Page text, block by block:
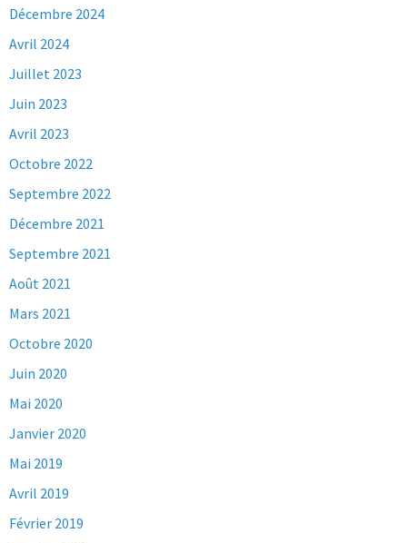
Décembre 2024
Avril 2024
Juillet 2023
Juin 2023
Avril 2023
Octobre 2022
Septembre 2022
Décembre 2021
Septembre 2021
Août 2021
Mars 2021
Octobre 2020
Juin 2020
Mai 2020
Janvier 2020
Mai 2019
Avril 2019
Février 2019